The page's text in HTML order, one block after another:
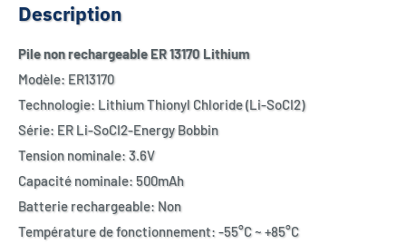
Description
Pile non rechargeable ER 13170 Lithium
Modèle: ER13170
Technologie: Lithium Thionyl Chloride (Li-SoCI2)
Série: ER Li-SoCI2-Energy Bobbin
Tension nominale: 3.6V
Capacité nominale: 500mAh
Batterie rechargeable: Non
Température de fonctionnement: -55°C ~ +85°C